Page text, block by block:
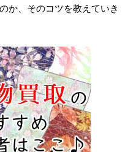
か、そのコツを教えていき